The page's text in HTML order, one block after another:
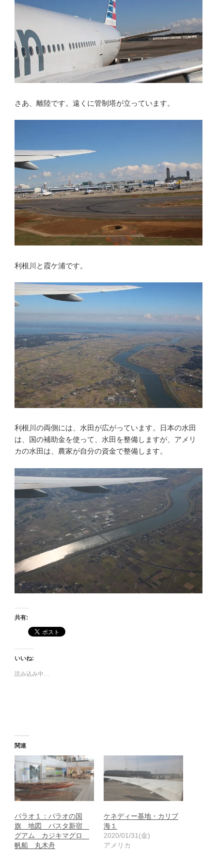
さあ、離陸です。遠くに管制塔が立っています。
利根川と霞ケ浦です。
利根川の両側には、水田が広がっています。日本の水田
は、国の補助金を使って、水田を整備しますが、アメリ
カの水田は、農家が自分の資金で整備します。
共有:
いいね:
読み込み中…
関連
パラオ１：パラオの国
旗 地図 バスタ新宿
グアム カジキマグロ
帆船 丸木舟
ケネディー基地・カリブ
海１
2020/01/31(金)
アメリカ